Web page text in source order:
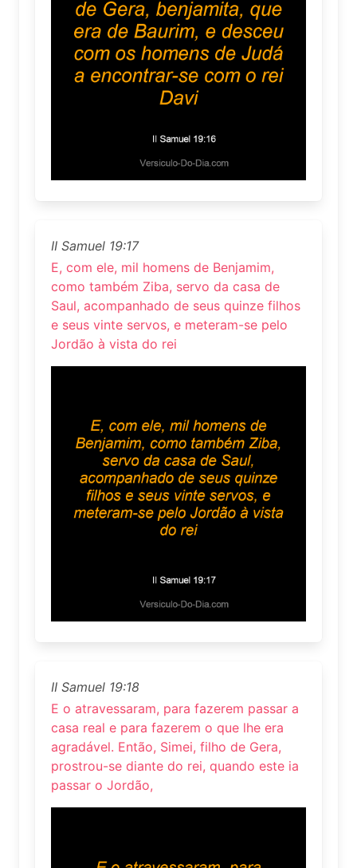
II Samuel 19:17
E, com ele, mil homens de Benjamim,
como também Ziba, servo da casa de
Saul, acompanhado de seus quinze filhos
e seus vinte servos, e meteram-se pelo
Jordão à vista do rei
II Samuel 19:18
E o atravessaram, para fazerem passar a
casa real e para fazerem o que lhe era
agradável. Então, Simei, filho de Gera,
prostrou-se diante do rei, quando este ia
passar o Jordão,